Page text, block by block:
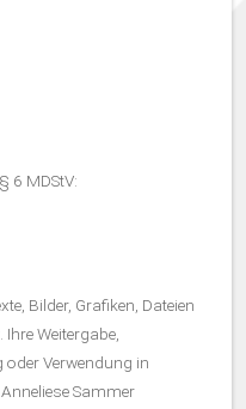
6 MDStV:
Bilder, Grafiken, Dateien
Weitergabe,
oder Verwendung in
Sammer